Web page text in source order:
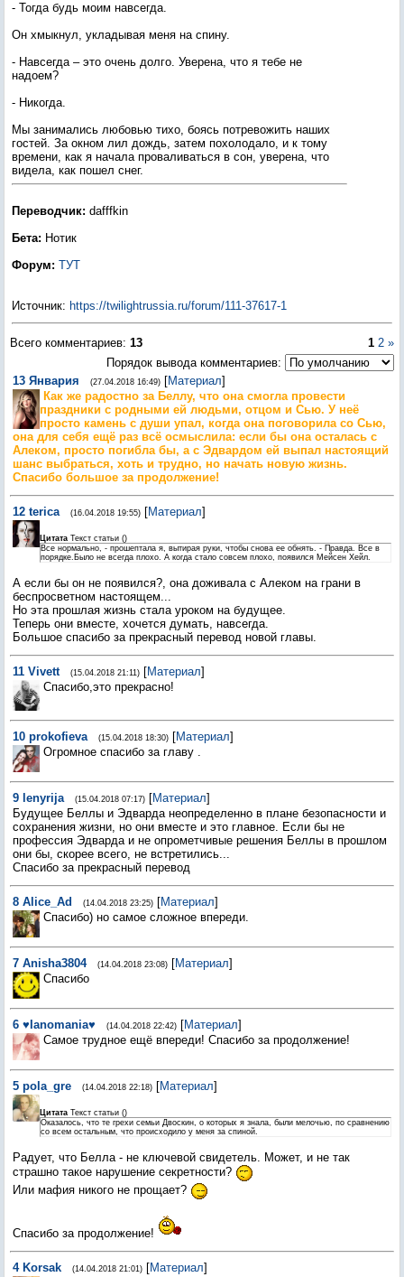
- Тогда будь моим навсегда.
Он хмыкнул, укладывая меня на спину.
- Навсегда – это очень долго. Уверена, что я тебе не
надоем?
- Никогда.
Мы занимались любовью тихо, боясь потревожить наших
гостей. За окном лил дождь, затем похолодало, и к тому
времени, как я начала проваливаться в сон, уверена, что
видела, как пошел снег.
Переводчик: dafffkin
Бета: Нотик
Форум: ТУТ
Источник: https://twilightrussia.ru/forum/111-37617-1
Всего комментариев: 13 1 2 »
Порядок вывода комментариев:
13 Январия (27.04.2018 16:49) [Материал]
Как же радостно за Беллу, что она смогла провести
праздники с родными ей людьми, отцом и Сью. У неё
просто камень с души упал, когда она поговорила со Сью,
она для себя ещё раз всё осмыслила: если бы она осталась с
Алеком, просто погибла бы, а с Эдвардом ей выпал настоящий
шанс выбраться, хоть и трудно, но начать новую жизнь.
Спасибо большое за продолжение!
12 terica (16.04.2018 19:55) [Материал]
Цитата Текст статьи ()
Все нормально, - прошептала я, вытирая руки, чтобы снова ее обнять. - Правда. Все в
порядке.Было не всегда плохо. А когда стало совсем плохо, появился Мейсен Хейл.
А если бы он не появился?, она доживала с Алеком на грани в
беспросветном настоящем...
Но эта прошлая жизнь стала уроком на будущее.
Теперь они вместе, хочется думать, навсегда.
Большое спасибо за прекрасный перевод новой главы.
11 Vivett (15.04.2018 21:11) [Материал]
Спасибо,это прекрасно!
10 prokofieva (15.04.2018 18:30) [Материал]
Огромное спасибо за главу .
9 lenyrija (15.04.2018 07:17) [Материал]
Будущее Беллы и Эдварда неопределенно в плане безопасности и
сохранения жизни, но они вместе и это главное. Если бы не
профессия Эдварда и не опрометчивые решения Беллы в прошлом
они бы, скорее всего, не встретились...
Спасибо за прекрасный перевод
8 Alice_Ad (14.04.2018 23:25) [Материал]
Спасибо) но самое сложное впереди.
7 Anisha3804 (14.04.2018 23:08) [Материал]
Спасибо
6 ♥Ianomania♥ (14.04.2018 22:42) [Материал]
Самое трудное ещё впереди! Спасибо за продолжение!
5 pola_gre (14.04.2018 22:18) [Материал]
Цитата Текст статьи ()
Оказалось, что те грехи семьи Двоскин, о которых я знала, были мелочью, по сравнению
со всем остальным, что происходило у меня за спиной.
Радует, что Белла - не ключевой свидетель. Может, и не так
страшно такое нарушение секретности?
Или мафия никого не прощает?
Спасибо за продолжение!
4 Korsak (14.04.2018 21:01) [Материал]